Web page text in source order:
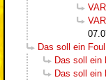
Das soll ein
Das soll ein
Das soll ein